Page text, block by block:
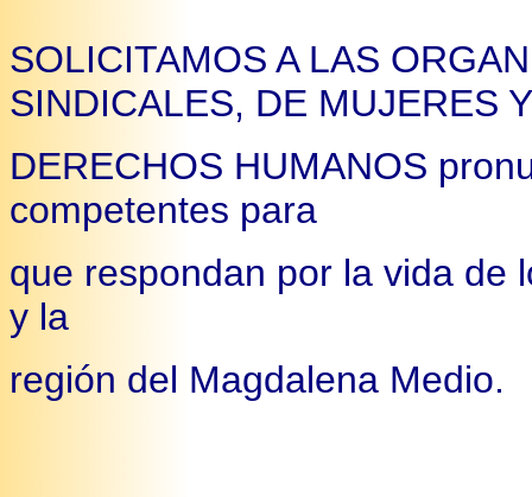
SOLICITAMOS A LAS
SINDICALES, DE MUJERES
DERECHOS HUMANOS
competentes para
que respondan por la vida de
y la
región del Magdalena Medio.